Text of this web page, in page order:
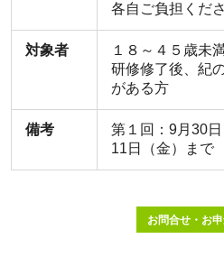
各自ご負担くださ
対象者
１８～４５歳未
研修修了後、紀
がある方
備考
第１回：9月30
11日（金）まで
お問合せ・お